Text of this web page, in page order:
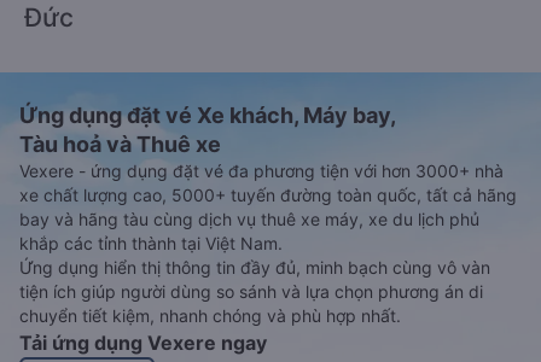
Đức
Ứng dụng đặt vé Xe khách, Máy bay,
Tàu hoả và Thuê xe
Vexere - ứng dụng đặt vé đa phương tiện với hơn 3000+ nhà
xe chất lượng cao, 5000+ tuyến đường toàn quốc, tất cả hãng
bay và hãng tàu cùng dịch vụ thuê xe máy, xe du lịch phủ
khắp các tỉnh thành tại Việt Nam.
Ứng dụng hiển thị thông tin đầy đủ, minh bạch cùng vô vàn
tiện ích giúp người dùng so sánh và lựa chọn phương án di
chuyển tiết kiệm, nhanh chóng và phù hợp nhất.
Tải ứng dụng Vexere ngay